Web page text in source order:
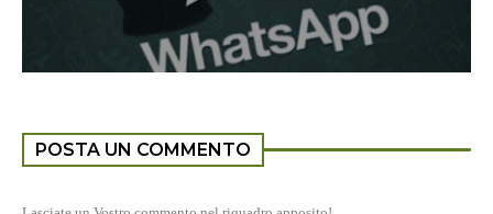
POSTA UN COMMENTO